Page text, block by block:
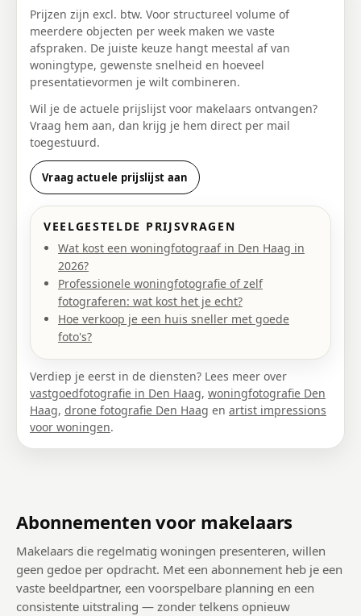
Prijzen zijn excl. btw. Voor structureel volume of
meerdere objecten per week maken we vaste
afspraken. De juiste keuze hangt meestal af van
woningtype, gewenste snelheid en hoeveel
presentatievormen je wilt combineren.
Wil je de actuele prijslijst voor makelaars ontvangen?
Vraag hem aan, dan krijg je hem direct per mail
toegestuurd.
Vraag actuele prijslijst aan
VEELGESTELDE PRIJSVRAGEN
Wat kost een woningfotograaf in Den Haag in
2026?
Professionele woningfotografie of zelf
fotograferen: wat kost het je echt?
Hoe verkoop je een huis sneller met goede
foto's?
Verdiep je eerst in de diensten? Lees meer over
vastgoedfotografie in Den Haag, woningfotografie Den
Haag, drone fotografie Den Haag en artist impressions
voor woningen.
Abonnementen voor makelaars
Makelaars die regelmatig woningen presenteren, willen
geen gedoe per opdracht. Met een abonnement heb je een
vaste beeldpartner, een voorspelbare planning en een
consistente uitstraling — zonder telkens opnieuw